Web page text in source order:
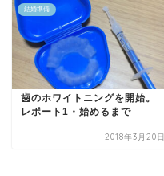
結婚準備
歯のホワイトニングを開始。
レポート1・始めるまで
2018年3月20日